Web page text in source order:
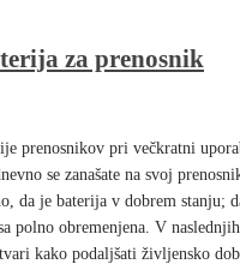
za prenosnik
prenosnikov pri večkratni
se zanašate na svoj
da je baterija v dobrem stanju;
polno obremenjena. V
kako podaljšati življensko